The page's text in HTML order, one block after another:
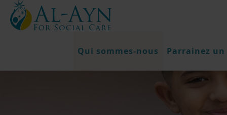
Qui sommes-nous Parrainez